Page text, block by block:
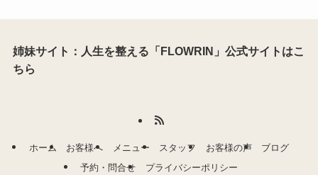
姉妹サイト：人生を整える「FLOWRIN」公式サイトはこ
ちら
ホーム お客様へ メニュー スタッフ お客様の声
ブログ
予約・問合せ
プライバシーポリシー